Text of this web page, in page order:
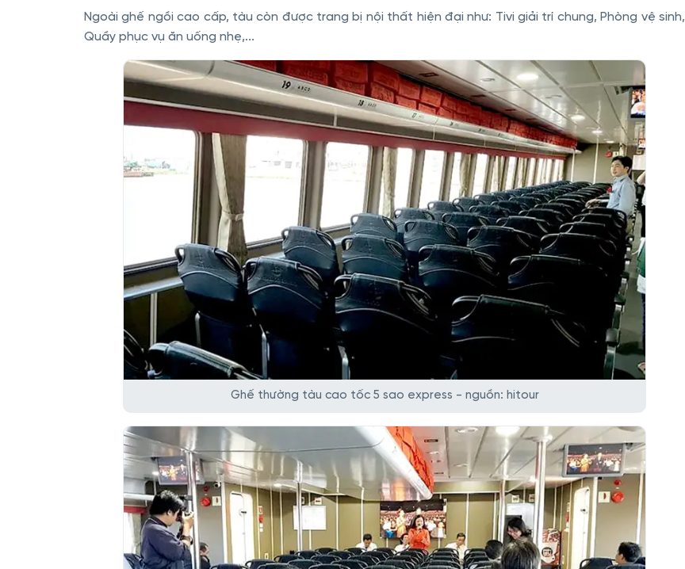
Ngoài ghế ngồi cao cấp, tàu còn được trang bị nội thất hiện đại như: Tivi giải trí chung, Phòng vệ sinh,
Quầy phục vụ ăn uống nhẹ,...
Ghế thường tàu cao tốc 5 sao express - nguồn: hitour